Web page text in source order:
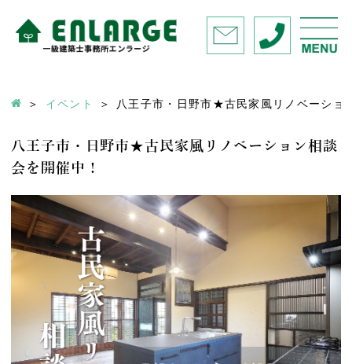
イベント 八王子市・日野市★古民家風リノベーショ
八王子市・日野市★古民家風リノベーション相談
会を開催中！